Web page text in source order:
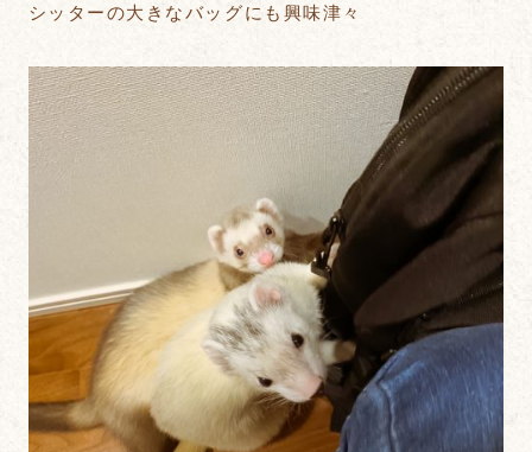
シッターの大きなバッグにも興味津々